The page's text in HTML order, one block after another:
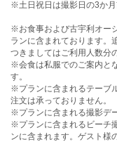
※土日祝日は撮影日の3か月
※お食事および古宇利オー
ランに含まれております。
つきましてはご利用人数分
※会食は私服でのご案内と
す。
※プランに含まれるテーブ
注文は承っておりません。
※プランに含まれる撮影デ
※プランに含まれるビーチ
ンに含まれます。​ゲスト様